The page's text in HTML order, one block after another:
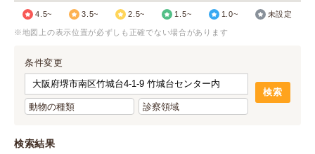
4.5~ 3.5~ 2.5~ 1.5~ 1.0~ 未設定
※地図上の表示位置が必ずしも正確でない場合があります
条件変更
検索結果